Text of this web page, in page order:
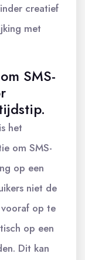
creatief
met
SMS-
het
om SMS-
op een
niet de
op te
op een
Dit kan